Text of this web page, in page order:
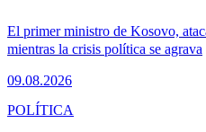
El primer ministro de Kosovo,
mientras la crisis política se agrava
09.08.2026
POLÍTICA